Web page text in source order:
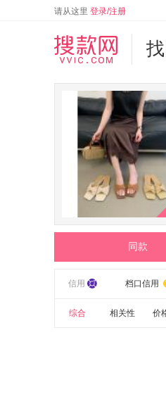
请从这里 登录/注册
同款
信用 档口信用
综合 相关性 价